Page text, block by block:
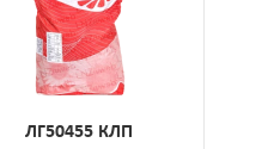
ЛГ50455 КЛП